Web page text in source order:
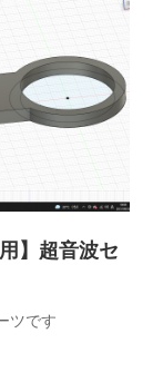
】超音波セ
ツです